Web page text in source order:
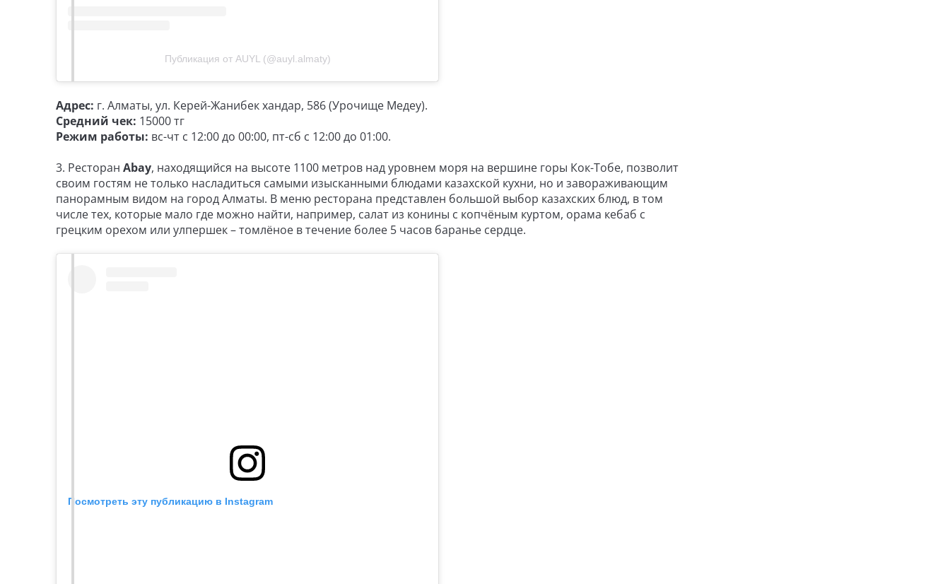
Публикация от AUYL (@auyl.almaty)
Адрес: г. Алматы, ул. Керей-Жанибек хандар, 586 (Урочище Медеу).
Средний чек: 15000 тг
Режим работы: вс-чт с 12:00 до 00:00, пт-сб с 12:00 до 01:00.
3. Ресторан Abay, находящийся на высоте 1100 метров над уровнем моря на вершине горы Кок-Тобе, позволит
своим гостям не только насладиться самыми изысканными блюдами казахской кухни, но и завораживающим
панорамным видом на город Алматы. В меню ресторана представлен большой выбор казахских блюд, в том
числе тех, которые мало где можно найти, например, салат из конины с копчёным куртом, орама кебаб с
грецким орехом или улпершек – томлёное в течение более 5 часов баранье сердце.
Посмотреть эту публикацию в Instagram